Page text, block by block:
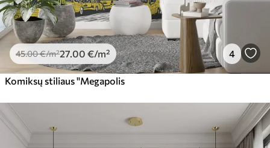
45.00€/m²27 .00 €/m² 4
Komiksų stiliaus "Megapolis